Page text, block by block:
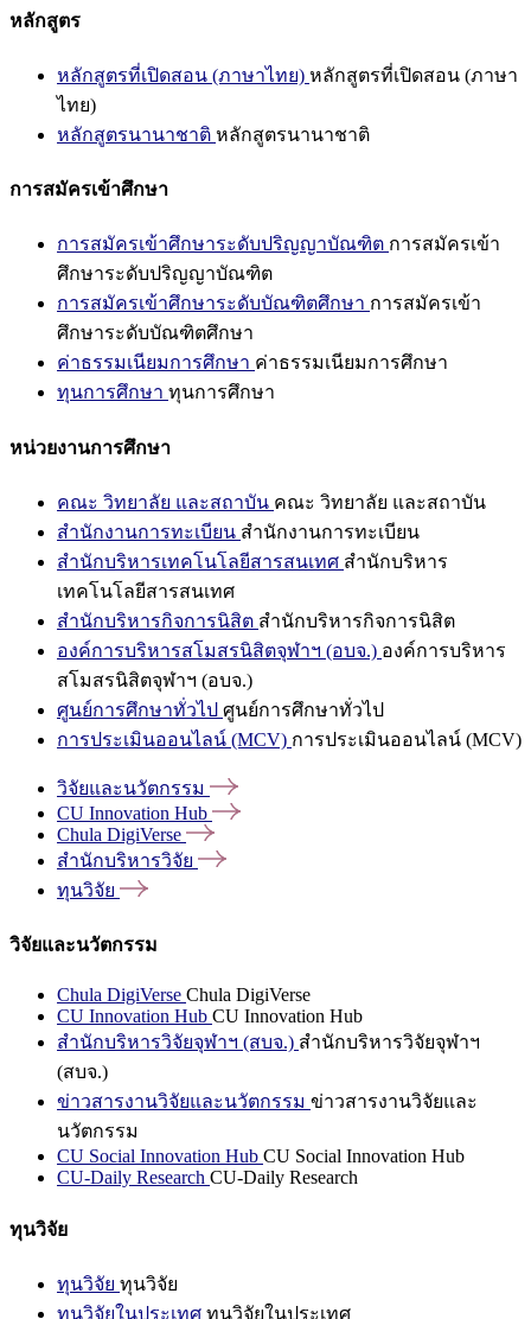
หลักสูตร
หลักสูตรที่เปิดสอน (ภาษาไทย) หลักสูตรที่เปิดสอน (ภาษา
ไทย)
หลักสูตรนานาชาติ หลักสูตรนานาชาติ
การสมัครเข้าศึกษา
การสมัครเข้าศึกษาระดับปริญญาบัณฑิต การสมัครเข้า
ศึกษาระดับปริญญาบัณฑิต
การสมัครเข้าศึกษาระดับบัณฑิตศึกษา การสมัครเข้า
ศึกษาระดับบัณฑิตศึกษา
ค่าธรรมเนียมการศึกษา ค่าธรรมเนียมการศึกษา
ทุนการศึกษา ทุนการศึกษา
หน่วยงานการศึกษา
คณะ วิทยาลัย และสถาบัน คณะ วิทยาลัย และสถาบัน
สำนักงานการทะเบียน สำนักงานการทะเบียน
สำนักบริหารเทคโนโลยีสารสนเทศ สำนักบริหาร
เทคโนโลยีสารสนเทศ
สำนักบริหารกิจการนิสิต สำนักบริหารกิจการนิสิต
องค์การบริหารสโมสรนิสิตจุฬาฯ (อบจ.) องค์การบริหาร
สโมสรนิสิตจุฬาฯ (อบจ.)
ศูนย์การศึกษาทั่วไป ศูนย์การศึกษาทั่วไป
การประเมินออนไลน์ (MCV) การประเมินออนไลน์ (MCV)
วิจัยและนวัตกรรม
CU Innovation Hub
Chula DigiVerse
สำนักบริหารวิจัย
ทุนวิจัย
วิจัยและนวัตกรรม
Chula DigiVerse Chula DigiVerse
CU Innovation Hub CU Innovation Hub
สำนักบริหารวิจัยจุฬาฯ (สบจ.) สำนักบริหารวิจัยจุฬาฯ
(สบจ.)
ข่าวสารงานวิจัยและนวัตกรรม ข่าวสารงานวิจัยและ
นวัตกรรม
CU Social Innovation Hub CU Social Innovation Hub
CU-Daily Research CU-Daily Research
ทุนวิจัย
ทุนวิจัย ทุนวิจัย
ทุนวิจัยในประเทศ ทุนวิจัยในประเทศ